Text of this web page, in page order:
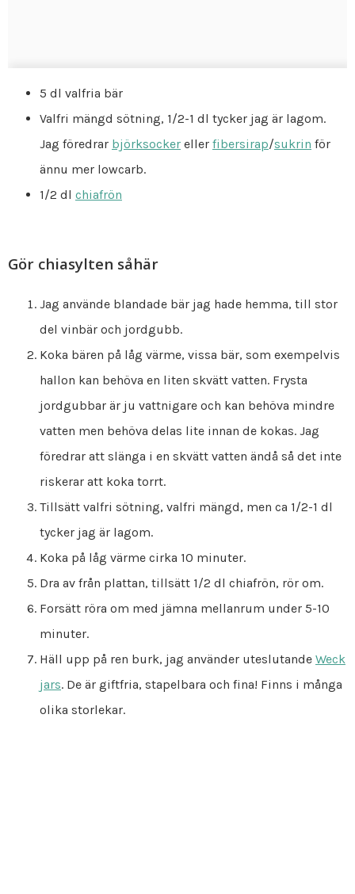
5 dl valfria bär
Valfri mängd sötning, 1/2-1 dl tycker jag är lagom.
Jag föredrar björksocker eller fibersirap/sukrin för
ännu mer lowcarb.
1/2 dl chiafrön
Gör chiasylten såhär
Jag använde blandade bär jag hade hemma, till stor
del vinbär och jordgubb.
Koka bären på låg värme, vissa bär, som exempelvis
hallon kan behöva en liten skvätt vatten. Frysta
jordgubbar är ju vattnigare och kan behöva mindre
vatten men behöva delas lite innan de kokas. Jag
föredrar att slänga i en skvätt vatten ändå så det inte
riskerar att koka torrt.
Tillsätt valfri sötning, valfri mängd, men ca 1/2-1 dl
tycker jag är lagom.
Koka på låg värme cirka 10 minuter.
Dra av från plattan, tillsätt 1/2 dl chiafrön, rör om.
Forsätt röra om med jämna mellanrum under 5-10
minuter.
Häll upp på ren burk, jag använder uteslutande Weck
jars. De är giftfria, stapelbara och fina! Finns i många
olika storlekar.